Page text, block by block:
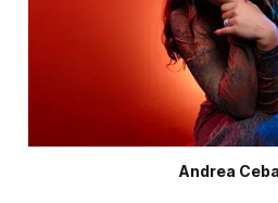
Andrea